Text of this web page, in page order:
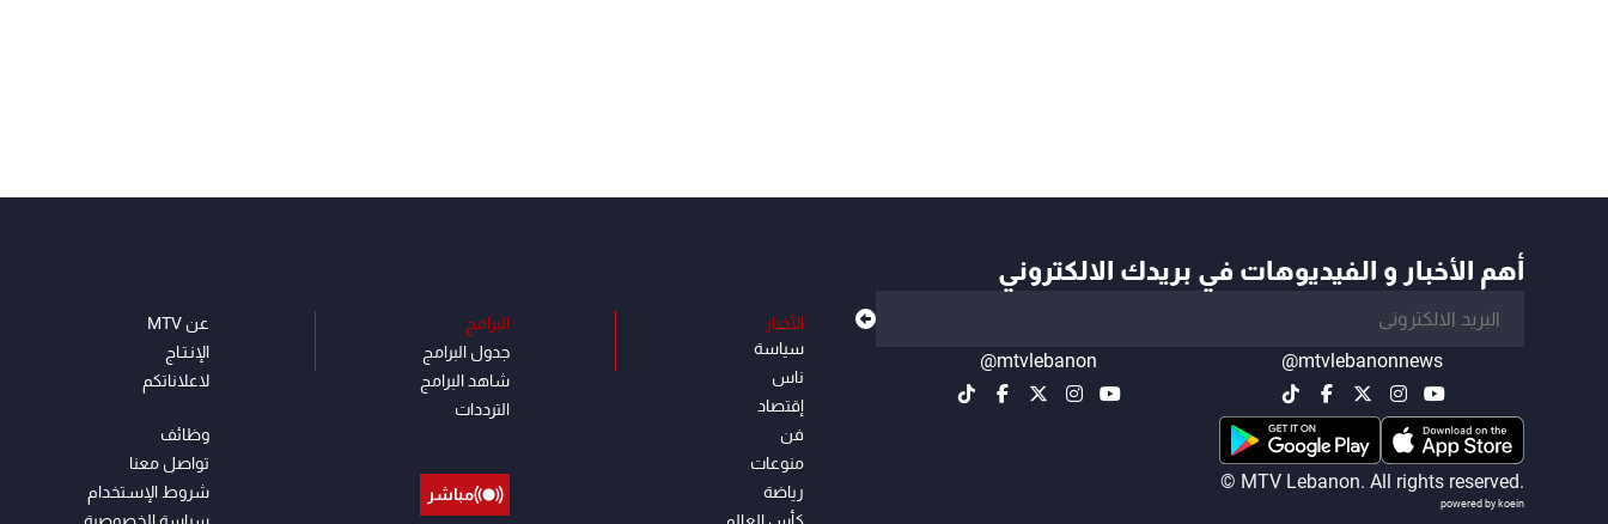
أهم الأخبار و الفيديوهات في بريدك الالكتروني
@mtvlebanonnews
@mtvlebanon
© MTV Lebanon. All rights reserved.
powered by koein
الأخبار
سياسة
ناس
إقتصاد
فن
منوعات
رياضة
البرامج
جدول البرامج
شاهد البرامج
الترددات
مباشر
عن MTV
الإنـتـاج
لاعلاناتكم
وظائف
تواصل معنا
شروط الإسـتخدام